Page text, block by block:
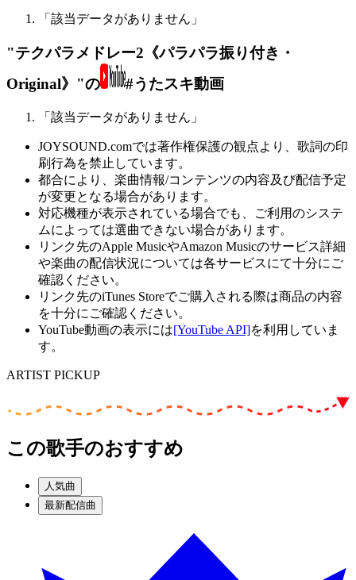
「該当データがありません」
"テクパラメドレー2《パラパラ振り付き・
Original》"の
#うたスキ動画
「該当データがありません」
JOYSOUND.comでは著作権保護の観点より、歌詞の印
刷行為を禁止しています。
都合により、楽曲情報/コンテンツの内容及び配信予定
が変更となる場合があります。
対応機種が表示されている場合でも、ご利用のシステ
ムによっては選曲できない場合があります。
リンク先のApple MusicやAmazon Musicのサービス詳細
や楽曲の配信状況については各サービスにて十分にご
確認ください。
リンク先のiTunes Storeでご購入される際は商品の内容
を十分にご確認ください。
YouTube動画の表示には[YouTube API]を利用していま
す。
ARTIST PICKUP
この歌手のおすすめ
人気曲
最新配信曲